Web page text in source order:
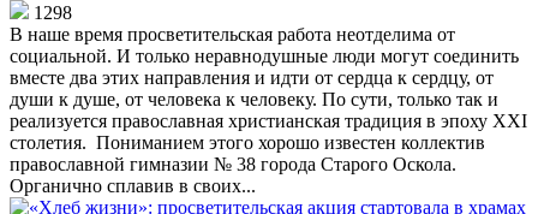
1298
В наше время просветительская работа неотделима от
социальной. И только неравнодушные люди могут соединить
вместе два этих направления и идти от сердца к сердцу, от
души к душе, от человека к человеку. По сути, только так и
реализуется православная христианская традиция в эпоху XXI
столетия. Пониманием этого хорошо известен коллектив
православной гимназии № 38 города Старого Оскола.
Органично сплавив в своих...